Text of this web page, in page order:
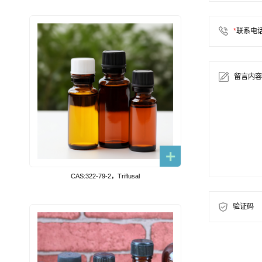
CAS:322-79-2，Triflusal
*联系电
留言内容
验证码